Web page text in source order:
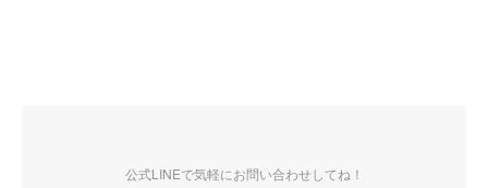
公式LINEで気軽にお問い合わせしてね！